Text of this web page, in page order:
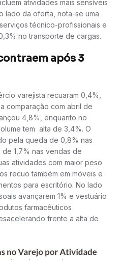
atividades mais sensíveis
lado da oferta, nota-se uma
técnico-profissionais e
no transporte de cargas.
após 3
varejista recuaram 0,4%,
comparação com abril de
4,8%, enquanto no
tem alta de 3,4%. O
pela queda de 0,8% nas
1,7% nas vendas de
atividades com maior peso
recuo também em móveis e
para escritório. No lado
avançarem 1% e vestuário
farmacêuticos
frente a alta de